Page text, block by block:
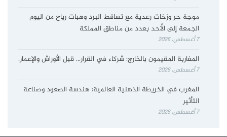
موجة حر وزخات رعدية مع تساقط البرد وهبات رياح من اليوم
الجمعة إلى الأحد بعدد من مناطق المملكة
7 أغسطس، 2026
المغاربة المقيمون بالخارج: شركاء في القرار… قبل الأوراش والإعمار.
7 أغسطس، 2026
المغرب في الخريطة الذهنية العالمية: هندسة الصعود وصناعة
التأثير
7 أغسطس، 2026